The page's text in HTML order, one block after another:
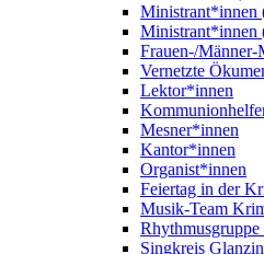
Ministrant*innen
Ministrant*innen
Frauen-/Männer-
Vernetzte
Lektor*innen
Mesner*innen
Kantor*innen
Organist*innen
Feiertag in der
Musik-Team
Singkreis